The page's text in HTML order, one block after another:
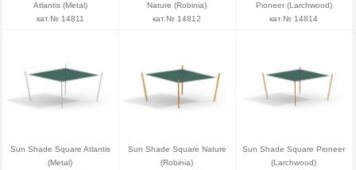
Atlantis (Metal)
кат.№ 14811
Nature (Robinia)
кат.№ 14812
Pioneer (Larchwood)
кат.№ 14814
Sun Shade Square Atlantis
(Metal)
Sun Shade Square Nature
(Robinia)
Sun Shade Square Pioneer
(Larchwood)